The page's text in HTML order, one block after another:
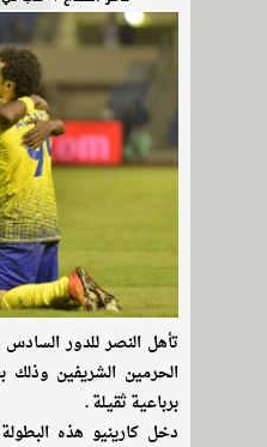
تأهل النصر للدور
الحرمين الشريفين وذلك
برباعية ثقيلة .
دخل كارينيو هذه